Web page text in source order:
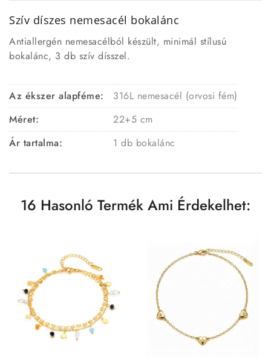
Szív díszes nemesacél bokalánc
Antiallergén nemesacélból készült, minimál stílusú
bokalánc, 3 db szív dísszel.
Az ékszer alapféme:
316L nemesacél (orvosi fém)
Méret:
22+5 cm
Ár tartalma:
1 db bokalánc
16 Hasonló Termék Ami Érdekelhet: